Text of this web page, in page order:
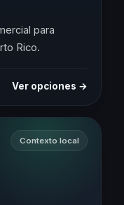
para
Rico.
Ver opciones →
Contexto local